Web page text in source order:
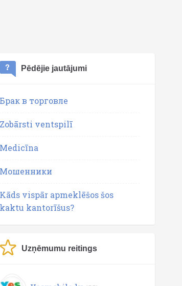
Pēdējie jautājumi
Брак в торговле
Zobārsti ventspilī
Medicīna
Мошенники
Kāds vispār apmeklēšos šos
kaktu kantorīšus?
Uzņēmumu reitings